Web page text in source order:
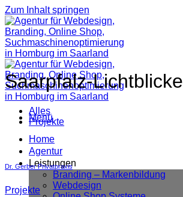
Zum Inhalt springen
Menü
Home
Agentur
Leistungen
Branding – Markenbildung
Webdesign
Saarpfalz-Lichtblicke
Alles
Projekte
Dr. Gerber Privatpraxis
Projekte